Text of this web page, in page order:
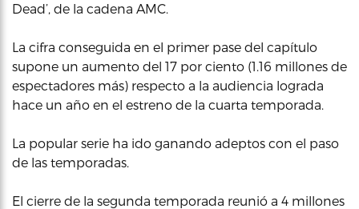
Dead’, de la cadena AMC.
La cifra conseguida en el primer pase del capítulo
supone un aumento del 17 por ciento (1.16 millones de
espectadores más) respecto a la audiencia lograda
hace un año en el estreno de la cuarta temporada.
La popular serie ha ido ganando adeptos con el paso
de las temporadas.
El cierre de la segunda temporada reunió a 4 millones